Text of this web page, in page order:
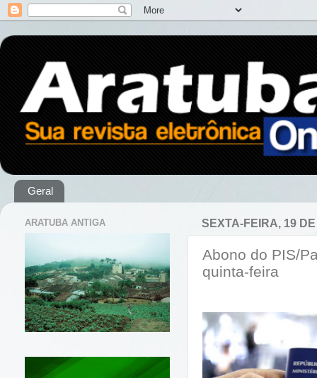
Geral
SEXTA-FEIRA, 19
Abono do PIS/
quinta-feira
ARATUBA ANTIGA